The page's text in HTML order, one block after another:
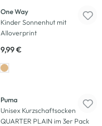
One Way
Kinder Sonnenhut mit
Alloverprint
9,99 €
Puma
Unisex Kurzschaftsocken
QUARTER PLAIN im 3er Pack